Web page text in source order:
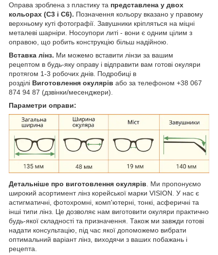
Оправа зроблена з пластику та представлена у двох
кольорах (С3 і С6). Позначення кольору вказано у правому
верхньому куті фотографії. Завушники кріпляться на міцні
металеві шарніри. Носоупори литі - вони є одним цілим з
оправою, що робить конструкцію більш надійною.
Вставка лінз. Ми можемо вставити лінзи за вашим
рецептом в будь-яку оправу і відправити вам готові окуляри
протягом 1-3 робочих днів. Подробиці в
розділі Виготовлення окулярів або за телефоном +38 067
874 94 87 (дзвінки/месенджери).
Параметри оправи:
Детальніше про виготовлення окулярів. Ми пропонуємо
широкий асортимент лінз корейської марки VISION. У нас є
астигматичні, фотохромні, комп'ютерні, тонкі, асферичні та
інші типи лінз. Це дозволяє нам виготовити окуляри практично
будь-якої складності та призначення. Також ми завжди готові
надати консультацію, під час якої допоможемо вибрати
оптимальний варіант лінз, виходячи з ваших побажань і
рецепта.